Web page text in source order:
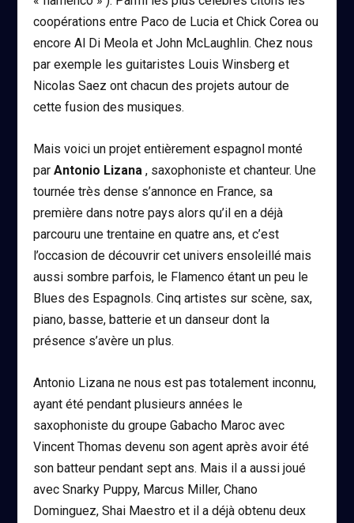
coopérations entre Paco de Lucia et Chick Corea ou
encore Al Di Meola et John McLaughlin. Chez nous
par exemple les guitaristes Louis Winsberg et
Nicolas Saez ont chacun des projets autour de
cette fusion des musiques.
Mais voici un projet entièrement espagnol monté
par Antonio Lizana , saxophoniste et chanteur. Une
tournée très dense s’annonce en France, sa
première dans notre pays alors qu’il en a déjà
parcouru une trentaine en quatre ans, et c’est
l’occasion de découvrir cet univers ensoleillé mais
aussi sombre parfois, le Flamenco étant un peu le
Blues des Espagnols. Cinq artistes sur scène, sax,
piano, basse, batterie et un danseur dont la
présence s’avère un plus.
Antonio Lizana ne nous est pas totalement inconnu,
ayant été pendant plusieurs années le
saxophoniste du groupe Gabacho Maroc avec
Vincent Thomas devenu son agent après avoir été
son batteur pendant sept ans. Mais il a aussi joué
avec Snarky Puppy, Marcus Miller, Chano
Dominguez, Shai Maestro et il a déjà obtenu deux